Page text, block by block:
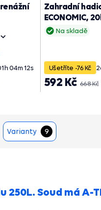
h04m11s
Na skladě
Zahradní
ECONOMIC,
Ušetříte -76 Kč 2
668 Kč
592 Kč
Varianty 9
Soud má A-